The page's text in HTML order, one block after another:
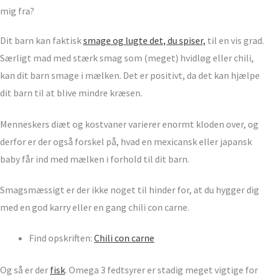
mig fra?
Dit barn kan faktisksmage og lugte det, du spiser, til en vis grad.
Særligt mad med stærk smag som (meget) hvidløg eller chili,
kan dit barn smage i mælken. Det er positivt, da det kan hjælpe
dit barn til at blive mindre kræsen.
Menneskers diæt og kostvaner varierer enormt kloden over, og
derfor er der også forskel på, hvad en mexicansk eller japansk
baby får ind med mælken i forhold til dit barn.
Smagsmæssigt er der ikke noget til hinder for, at du hygger dig
med en god karry eller en gang chili con carne.
Find opskriften: Chili con carne
Og så er der fisk. Omega 3 fedtsyrer er stadig meget vigtige for